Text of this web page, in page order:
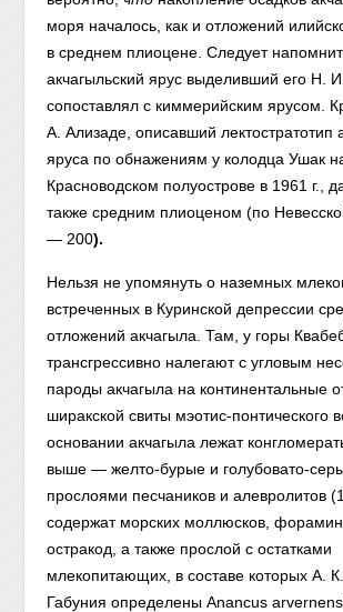
моря началось, как и отложений
в среднем плиоцене. Следует
акчагыльский ярус выделивший его Н.
сопоставлял с киммерийским ярусом.
А. Ализаде, описавший лектостратотип
яруса по обнажениям у колодца Ушак
Красноводском полуострове в 1961 г.,
также средним плиоценом (по
— 200).
Нельзя не упомянуть о наземных
встреченных в Куринской депрессии
отложений акчагыла. Там, у горы
трансгрессивно налегают с угловым
пароды акчагыла на континентальные
ширакской свиты мэотис-понтического
основании акчагыла лежат
выше — желто-бурые и голубовато-
прослоями песчаников и алевролитов
содержат морских моллюсков,
остракод, а также прослой с остатками
млекопитающих, в составе которых А.
Габуния определены Anancus